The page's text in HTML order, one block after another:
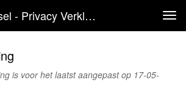
Tom A Van Dessel - Privacy Verklaring
is voor het laatst aangepast op 17-05-